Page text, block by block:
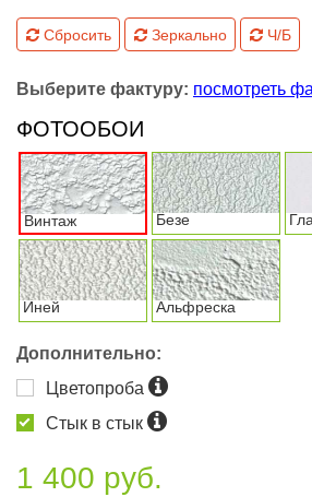
Сбросить Зеркально Ч/Б
Выберите фактуру: посмотреть
ФОТООБОИ
Винтаж Безе
Иней Альфреска
Дополнительно:
Цветопроба
Стык в стык
1 400 руб.